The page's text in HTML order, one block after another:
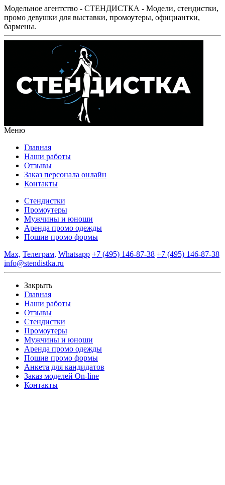
Модельное агентство - СТЕНДИСТКА - Модели, стендистки,
промо девушки для выставки, промоутеры, официантки,
бармены.
Меню
Главная
Наши работы
Отзывы
Заказ персонала онлайн
Контакты
Стендистки
Промоутеры
Мужчины и юноши
Аренда промо одежды
Пошив промо формы
Max, Телеграм, Whatsapp +7 (495) 146-87-38 +7 (495) 146-87-38
info@stendistka.ru
Закрыть
Главная
Наши работы
Отзывы
Стендистки
Промоутеры
Мужчины и юноши
Аренда промо одежды
Пошив промо формы
Анкета для кандидатов
Заказ моделей On-line
Контакты